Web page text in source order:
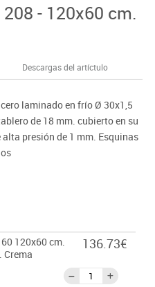
- 120x60 cm.
Descargas del artíctulo
laminado en frío Ø 30x1,5
de 18 mm. cubierto en su
presión de 1 mm. Esquinas
120x60 cm.
Crema
136.73€